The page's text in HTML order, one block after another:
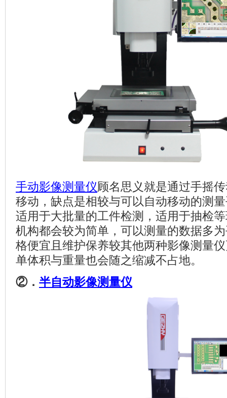
手动影像测量仪顾名思义就是通过手摇
移动，缺点是相较与可以自动移动的测
适用于大批量的工件检测，适用于抽检
机构都会较为简单，可以测量的数据多
格便宜且维护保养较其他两种影像测量
单体积与重量也会随之缩减不占地。
②． 半自动影像测量仪